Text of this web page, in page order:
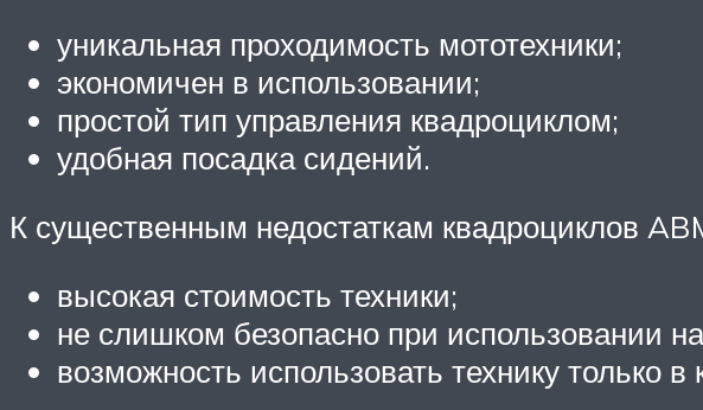
уникальная проходимость мототехники;
экономичен в использовании;
простой тип управления квадроциклом;
удобная посадка сидений.
К существенным недостаткам квадроциклов
высокая стоимость техники;
не слишком безопасно при использовании
возможность использовать технику только